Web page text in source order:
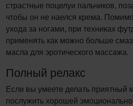
страстные поцелуи пальчиков,
чтобы он не наелся крема. Помимо
ухода за ногами, при техниках
применять как можно больше
масла для эротического массажа.
Полный релакс
Если вы умеете делать приятный
послужить хорошей